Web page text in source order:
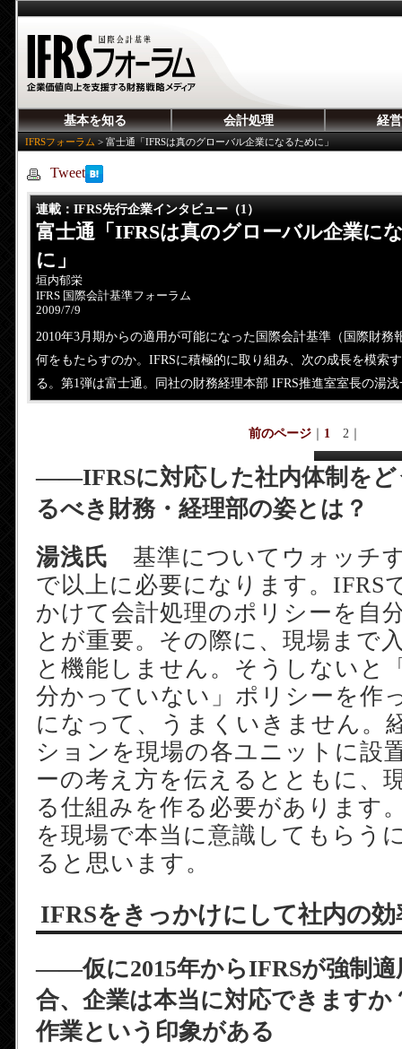
基本を知る 会計処理 経
IFRSフォーラム > 富士通「IFRSは真のグローバル企業になるために」
Tweet
連載 ：IFRS先行企業インタビュー（1）
富士通「IFRSは真のグローバル企業に
に」
垣内郁栄
IFRS 国際会計基準フォーラム
2009/7/9
2010年3月期からの適用が可能になった国際会計基準（国際財務
何をもたらすのか。IFRSに積極的に取り組み、次の成長を模索
る。第1弾は富士通。同社の財務経理本部 IFRS推進室室長の湯
前のページ ｜ 1 2 ｜
――IFRSに対応した社内体制をど
るべき財務・経理部の姿とは？
湯浅氏 基準についてウォッチ
で以上に必要になります。IFRS
かけて会計処理のポリシーを自
とが重要。その際に、現場まで
と機能しません。そうしないと
分かっていない」ポリシーを作
になって、うまくいきません。
ションを現場の各ユニットに設
ーの考え方を伝えるとともに、
る仕組みを作る必要があります
を現場で本当に意識してもらう
ると思います。
IFRSをきっかけにして社内の効
――仮に2015年からIFRSが強制適
合、企業は本当に対応できますか
作業という印象がある